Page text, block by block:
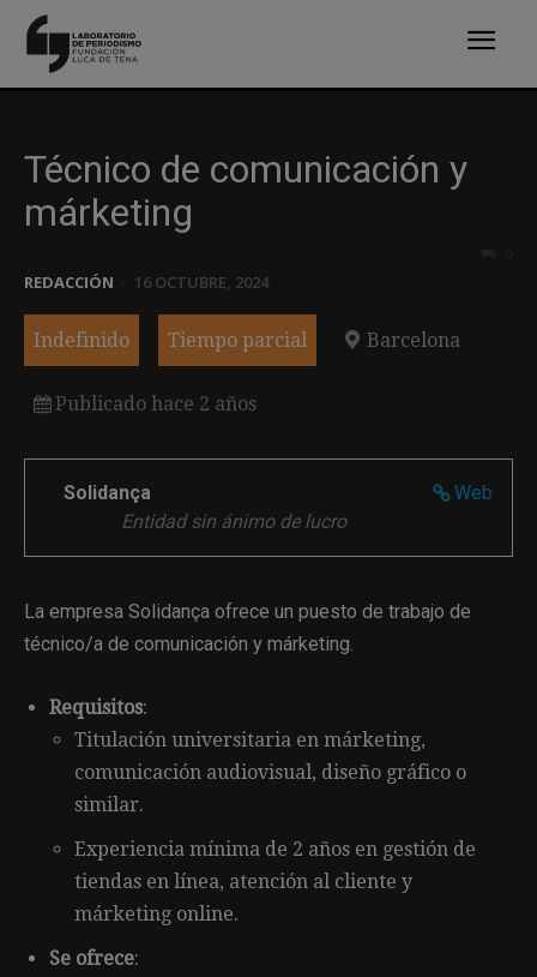
Técnico de comunicación y
márketing
REDACCIÓN 16 OCTUBRE, 2024
Indefinido Tiempo parcial Barcelona
Publicado hace 2 años
Web
Solidança
Entidad sin ánimo de lucro
La empresa Solidança ofrece un puesto de trabajo de
técnico/a de comunicación y márketing.
Requisitos:
Titulación universitaria en márketing,
comunicación audiovisual, diseño gráfico o
similar.
Experiencia mínima de 2 años en gestión de
tiendas en línea, atención al cliente y
márketing online.
Se ofrece: